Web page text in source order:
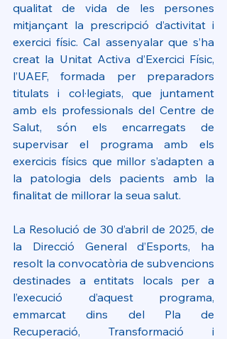
qualitat de vida de les persones
mitjançant la prescripció d’activitat i
exercici físic. Cal assenyalar que s’ha
creat la Unitat Activa d’Exercici Físic,
l’UAEF, formada per preparadors
titulats i col·legiats, que juntament
amb els professionals del Centre de
Salut, són els encarregats de
supervisar el programa amb els
exercicis físics que millor s’adapten a
la patologia dels pacients amb la
finalitat de millorar la seua salut.
La Resolució de 30 d’abril de 2025, de
la Direcció General d’Esports, ha
resolt la convocatòria de subvencions
destinades a entitats locals per a
l’execució d’aquest programa,
emmarcat dins del Pla de
Recuperació, Transformació i